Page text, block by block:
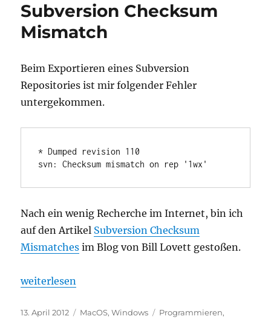
von
Subversion Checksum
Mismatch
Beim Exportieren eines Subversion
Repositories ist mir folgender Fehler
untergekommen.
* Dumped revision 110
svn: Checksum mismatch on rep '1wx'
Nach ein wenig Recherche im Internet, bin ich
auf den Artikel Subversion Checksum
Mismatches im Blog von Bill Lovett gestoßen.
„Subversion Checksum Mismatch“
weiterlesen
Veröffentlicht
13. April 2012 Kategorien
MacOS,Windows Schlagwörter
Programmieren,